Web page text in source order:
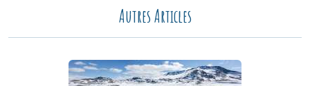
Autres Articles